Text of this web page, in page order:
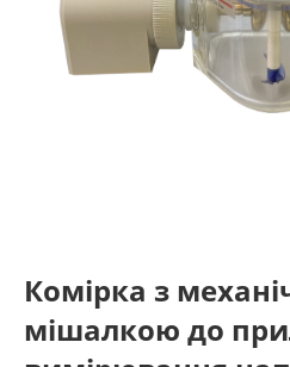
Комірка з
мішалкою до